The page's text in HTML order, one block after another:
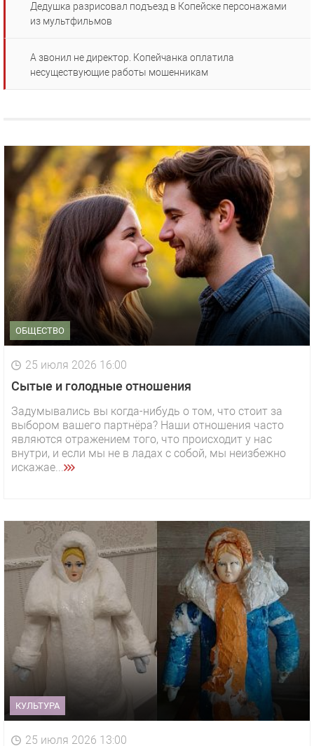
Дедушка разрисовал подъезд в Копейске персонажами
из мультфильмов
А звонил не директор. Копейчанка оплатила
несуществующие работы мошенникам
ОБЩЕСТВО
25 июля 2026 16:00
Сытые и голодные отношения
Задумывались вы когда-нибудь о том, что стоит за
выбором вашего партнёра? Наши отношения часто
являются отражением того, что происходит у нас
внутри, и если мы не в ладах с собой, мы неизбежно
искажае...
КУЛЬТУРА
25 июля 2026 13:00